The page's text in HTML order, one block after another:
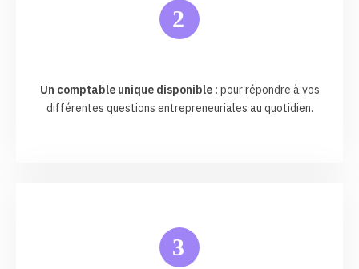
2
Un comptable unique disponible : pour répondre à vos
différentes questions entrepreneuriales au quotidien.
3